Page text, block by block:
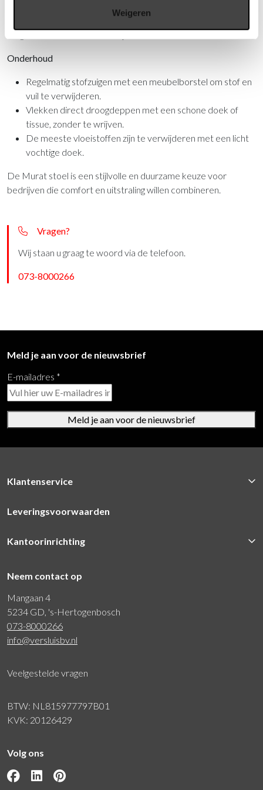
Weigeren
uitstraling. Het onderstel is vervaardigd uit eikenhout, wat
zorgt voor stabiliteit en een tijdloze look.
Onderhoud
Regelmatig stofzuigen met een meubelborstel om stof en
vuil te verwijderen.
Vlekken direct droogdeppen met een schone doek of
tissue, zonder te wrijven.
De meeste vloeistoffen zijn te verwijderen met een licht
vochtige doek.
De Murat stoel is een stijlvolle en duurzame keuze voor
bedrijven die comfort en uitstraling willen combineren.
Vragen?
Wij staan u graag te woord via de telefoon.
073-8000266
Meld je aan voor de nieuwsbrief
E-mailadres *
Meld je aan voor de nieuwsbrief
Klantenservice
Leveringsvoorwaarden
Kantoorinrichting
Neem contact op
Mangaan 4
5234 GD, 's-Hertogenbosch
073-8000266
info@versluisbv.nl
Veelgestelde vragen
BTW: NL815977797B01
KVK: 20126429
Volg ons